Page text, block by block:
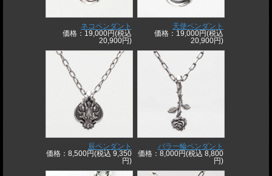
ネコペンダント
価格：19,000円(税込
20,900円)
天使ペンダント
価格：19,000円(税込
20,900円)
辰ペンダント
価格：8,500円(税込 9,350
円)
バラ一輪ペンダント
価格：8,000円(税込 8,800
円)